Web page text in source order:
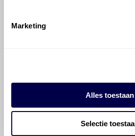
Marketing
Alles toestaan
Selectie
Olyslager
andere manieren worden
Organisation B.V. Hoewel alles in
om ervoor te zorgen dat deze
en compleet mogelijk zijn, wordt
wettelijke verplichting bestaat,